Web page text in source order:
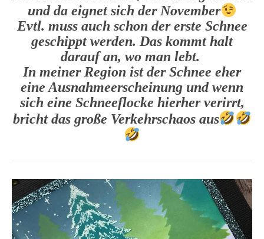
und da eignet sich der November
Evtl. muss auch schon der erste Schnee
geschippt werden. Das kommt halt
darauf an, wo man lebt.
In meiner Region ist der Schnee eher
eine Ausnahmeerscheinung und wenn
sich eine Schneeflocke hierher verirrt,
bricht das große Verkehrschaos aus